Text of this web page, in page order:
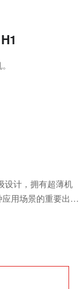
设计，拥有超薄机
用场景的重要出入